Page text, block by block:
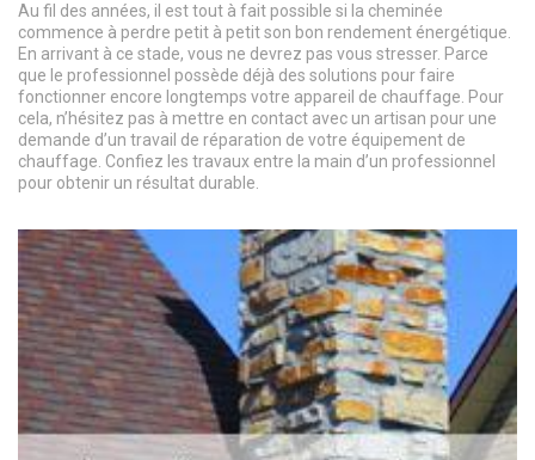
Au fil des années, il est tout à fait possible si la cheminée
commence à perdre petit à petit son bon rendement énergétique.
En arrivant à ce stade, vous ne devrez pas vous stresser. Parce
que le professionnel possède déjà des solutions pour faire
fonctionner encore longtemps votre appareil de chauffage. Pour
cela, n’hésitez pas à mettre en contact avec un artisan pour une
demande d’un travail de réparation de votre équipement de
chauffage. Confiez les travaux entre la main d’un professionnel
pour obtenir un résultat durable.